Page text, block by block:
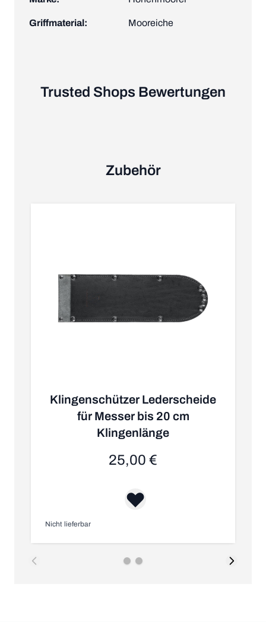
Griffmaterial: Mooreiche
Trusted Shops Bewertungen
Zubehör
Klingenschützer Lederscheide
für Messer bis 20 cm
Klingenlänge
25,00 €
Nicht lieferbar